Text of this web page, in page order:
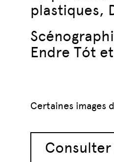
plastiques,
Endre Tót
Certaines images